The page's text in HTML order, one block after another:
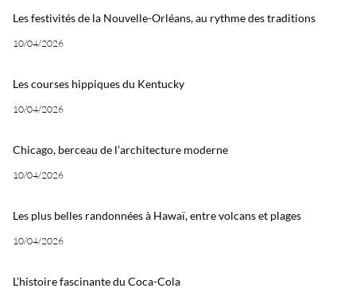
Les festivités de la Nouvelle-Orléans, au rythme des traditions
10/04/2026
Les courses hippiques du Kentucky
10/04/2026
Chicago, berceau de l’architecture moderne
10/04/2026
Les plus belles randonnées à Hawaï, entre volcans et plages
10/04/2026
L’histoire fascinante du Coca-Cola